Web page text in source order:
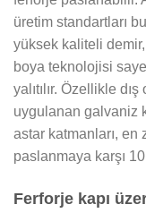
üretim standartları
yüksek kaliteli
boya teknolojisi
yalıtılır. Özellikle
uygulanan galvaniz
astar katmanları, en
paslanmaya karşı
Ferforje kapı